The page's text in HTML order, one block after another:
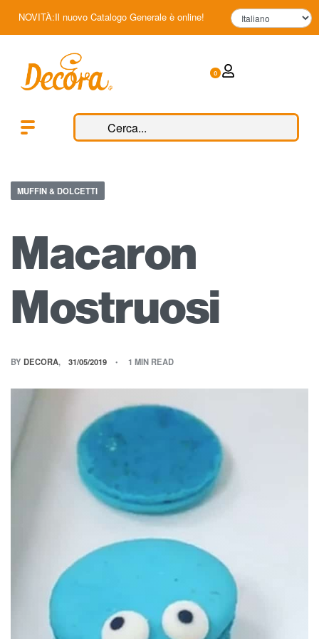
NOVITÀ:Il nuovo Catalogo Generale è online!
0
MUFFIN & DOLCETTI
Macaron
Mostruosi
BY DECORA 31/05/2019 1 MIN READ